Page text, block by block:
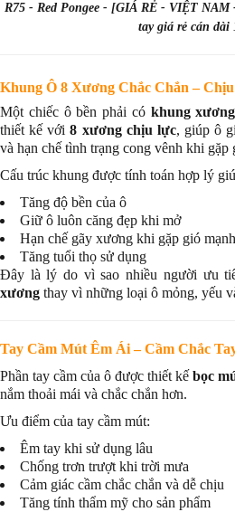
R75 - Red Pongee - [GIÁ RẺ - VIỆT
tay giá rẻ cán dài
Khung Ô 8 Xương Chắc Chắn –
Một chiếc ô bền phải có khung
thiết kế với8 xương chịu lực, giúp ô
và hạn chế tình trạng cong vênh khi gặp
Cấu trúc khung được tính toán hợp lý
Tăng độ bền của ô
Giữ ô luôn căng đẹp khi mở
Hạn chế gãy xương khi gặp gió mạnh
Tăng tuổi thọ sử dụng
Đây là lý do vì sao nhiều người ưu
xương thay vì những loại ô mỏng, yếu
Tay Cầm Mút Êm Ái – Cầm Chắc
Phần tay cầm của ô được thiết kế bọc
nắm thoải mái và chắc chắn hơn.
Ưu điểm của tay cầm mút:
Êm tay khi sử dụng lâu
Chống trơn trượt khi trời mưa
Cảm giác cầm chắc chắn và dễ chịu
Tăng tính thẩm mỹ cho sản phẩm